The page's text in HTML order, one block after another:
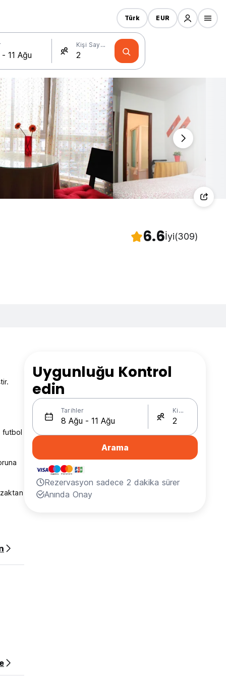
Kişi Sayısı
Türk EUR
6.6İyi(309)
futbol
Uygunluğu Kontrol
edin
Tarihler Kişi Sayısı
Arama
Rezervasyon sadece 2 dakika sürer
Anında Onay